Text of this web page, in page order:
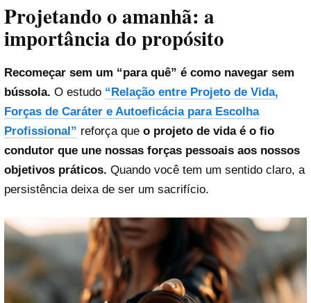
Projetando o amanhã: a
importância do propósito
Recomeçar sem um “para quê” é como navegar sem
bússola. O estudo “Relação entre Projeto de Vida,
Forças de Caráter e Autoeficácia para Escolha
Profissional” reforça que o projeto de vida é o fio
condutor que une nossas forças pessoais aos nossos
objetivos práticos. Quando você tem um sentido claro, a
persistência deixa de ser um sacrifício.